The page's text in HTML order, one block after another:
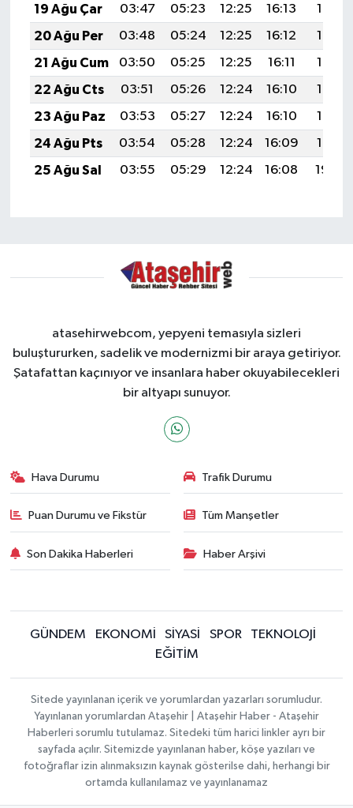
19 Ağu Çar
03:47 05:23 12:25 16:13
19:18
20 Ağu Per
03:48 05:24 12:25 16:12
19:16
21 Ağu Cum
03:50 05:25 12:25 16:11
19:15
22 Ağu Cts
03:51 05:26 12:24 16:10
19:13
23 Ağu Paz
03:53 05:27 12:24 16:10
19:12
24 Ağu Pts
03:54 05:28 12:24 16:09
19:10
25 Ağu Sal
03:55 05:29 12:24 16:08 19:09
atasehirwebcom, yepyeni temasıyla sizleri
buluştururken, sadelik ve modernizmi bir araya getiriyor.
Şatafattan kaçınıyor ve insanlara haber okuyabilecekleri
bir altyapı sunuyor.
Hava Durumu Trafik Durumu
Puan Durumu ve Fikstür Tüm Manşetler
Son Dakika Haberleri Haber Arşivi
GÜNDEM EKONOMİ SİYASİ SPOR
TEKNOLOJİ
EĞİTİM
Sitede yayınlanan içerik ve yorumlardan yazarları sorumludur.
Yayınlanan yorumlardan Ataşehir | Ataşehir Haber - Ataşehir
Haberleri sorumlu tutulamaz. Sitedeki tüm harici linkler ayrı bir
sayfada açılır. Sitemizde yayınlanan haber, köşe yazıları ve
fotoğraflar izin alınmaksızın kaynak gösterilse dahi, herhangi bir
ortamda kullanılamaz ve yayınlanamaz